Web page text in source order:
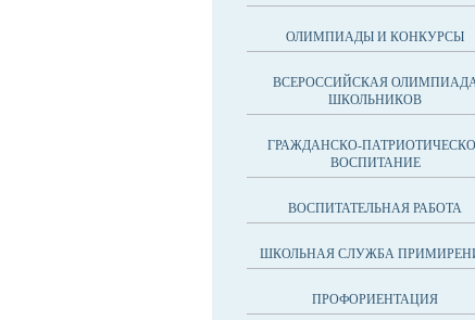
ОЛИМПИАДЫ И КОНКУРСЫ
ВСЕРОССИЙСКАЯ
ШКОЛЬНИКОВ
ГРАЖДАНСКО-
ВОСПИТАНИЕ
ВОСПИТАТЕЛЬНАЯ РАБОТА
ШКОЛЬНАЯ СЛУЖБА
ПРОФОРИЕНТАЦИЯ